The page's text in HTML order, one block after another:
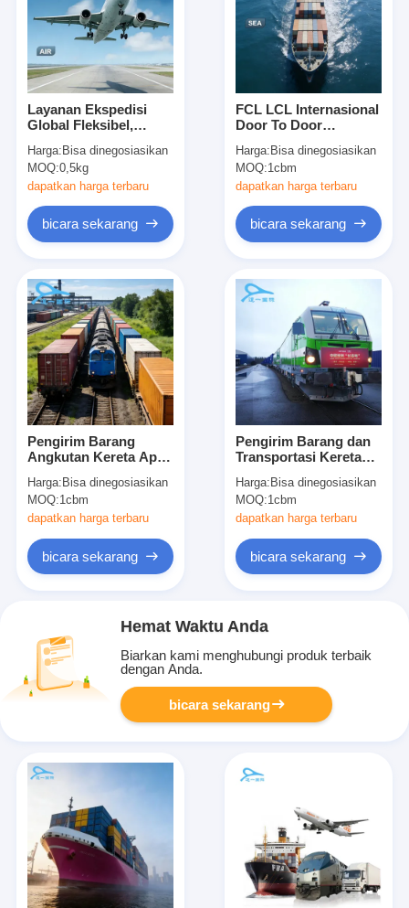
Layanan Ekspedisi
Global Fleksibel,
Internasional yang
Dapat Diandalkan
Harga: Bisa dinegosiasikan
MOQ:0,5kg
dapatkan harga terbaru
bicara sekarang
FCL LCL Internasional
Door To Door
Pengangkutan
Kontainer
Transportasi
Melbourne 20gp 40gp
40hq
Harga: Bisa dinegosiasikan
MOQ:1cbm
dapatkan harga terbaru
bicara sekarang
Pengirim Barang
Angkutan Kereta Api
Masuk Dibayar dan
Solusi Satu Atap
untuk Tujuan di
Harga: Bisa dinegosiasikan
MOQ:1cbm
dapatkan harga terbaru
bicara sekarang
Pengirim Barang dan
Transportasi Kereta
Pengiriman DDP,
Pengiriman ke Seluruh
Dunia, dan Solusi Satu
Eropa
Harga: Bisa dinegosiasikan
MOQ:1cbm
dapatkan harga terbaru
bicara sekarang
Hemat Waktu Anda
Biarkan kami menghubungi produk terbaik
dengan Anda.
bicara sekarang